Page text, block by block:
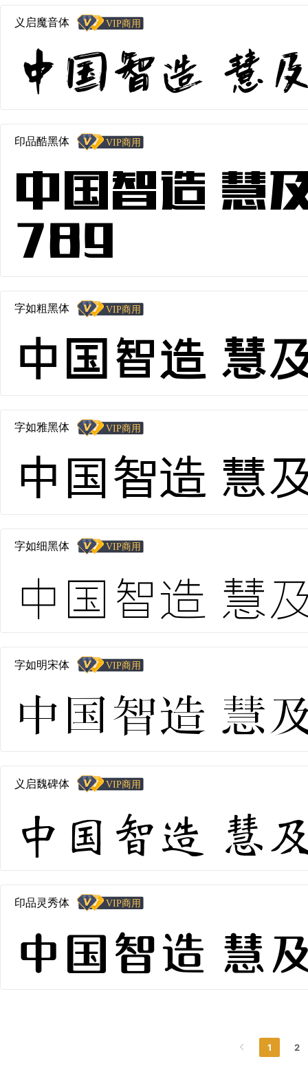
义启魔音体
中国智造 慧
印品酷黑体
中国智造 慧
789
字如粗黑体
中国智造 慧
字如雅黑体
中国智造 慧
字如细黑体
中国智造 慧
字如明宋体
中国智造 慧
义启魏碑体
中国智造 慧
印品灵秀体
中国智造 慧
1 2